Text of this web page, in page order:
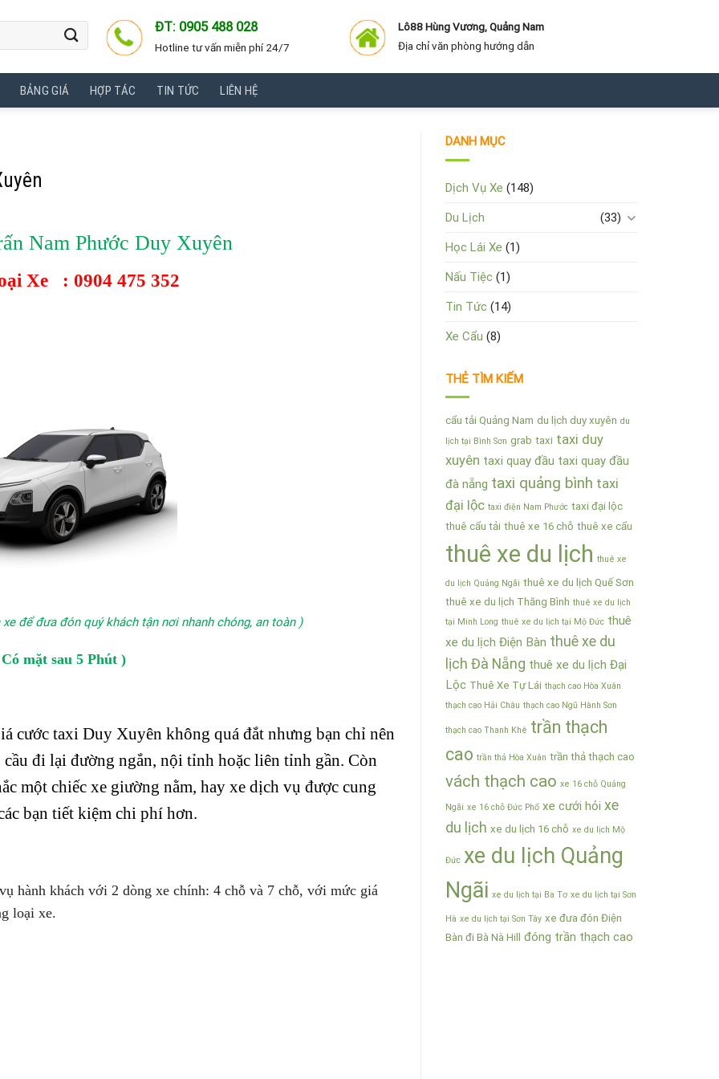
ĐT: 0905 488 028
Hotline tư vấn miễn phí 24/7
Lô88 Hùng Vương, Quảng Nam
Địa chỉ văn phòng hướng dẫn
BẢNG GIÁ HỢP TÁC TIN TỨC LIÊN HỆ
Nam Phước Duy Xuyên
Xe : 0904 475 352
để đưa đón quý khách tận nơi nhanh chóng, an toàn )
mặt sau 5 Phút )
cước taxi Duy Xuyên không quá đắt nhưng bạn chỉ nên
đi lại đường ngắn, nội tỉnh hoặc liên tỉnh gần. Còn
một chiếc xe giường nằm, hay xe dịch vụ được cung
bạn tiết kiệm chi phí hơn.
hành khách với 2 dòng xe chính: 4 chỗ và 7 chỗ, với mức giá
loại xe.
DANH MỤC
Dịch Vụ Xe (148)
Du Lịch (33)
Học Lái Xe (1)
Nấu Tiệc (1)
Tin Tức (14)
Xe Cẩu (8)
THẺ TÌM KIẾM
cẩu tải Quảng Nam du lịch duy xuyên du
lịch tại Bình Sơn grab taxi taxi duy
xuyên taxi quay đầu taxi quay đầu
đà nẵng taxi quảng bình taxi
đại lộc taxi điện Nam Phước taxi đại lộc
thuê cẩu tải thuê xe 16 chỗ thuê xe cẩu
thuê xe du lịch thuê xe
du lịch Quảng Ngãi thuê xe du lịch Quế Sơn
thuê xe du lịch Thăng Bình thuê xe du lịch
tại Minh Long thuê xe du lịch tại Mộ Đức thuê
xe du lịch Điện Bàn thuê xe du
lịch Đà Nẵng thuê xe du lịch Đại
Lộc Thuê Xe Tự Lái thạch cao Hòa Xuân
thạch cao Hải Châu thạch cao Ngũ Hành Sơn
thạch cao Thanh Khê trần thạch
cao trần thả Hòa Xuân trần thả thạch cao
vách thạch cao xe 16 chỗ Quảng
Ngãi xe 16 chỗ Đức Phổ xe cưới hỏi xe
du lịch xe du lịch 16 chỗ xe du lịch Mộ
Đức xe du lịch Quảng
Ngãi xe du lịch tại Ba Tơ xe du lịch tại Sơn
Hà xe du lịch tại Sơn Tây xe đưa đón Điện
Bàn đi Bà Nà Hill
đóng trần thạch cao